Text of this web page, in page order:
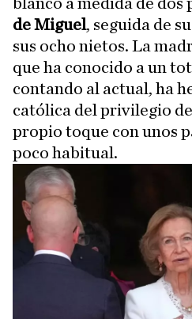
de Miguel, seguida de
sus ocho nietos. La
que ha conocido a un
contando al actual, ha
católica del privilegio
propio toque con unos
poco habitual.